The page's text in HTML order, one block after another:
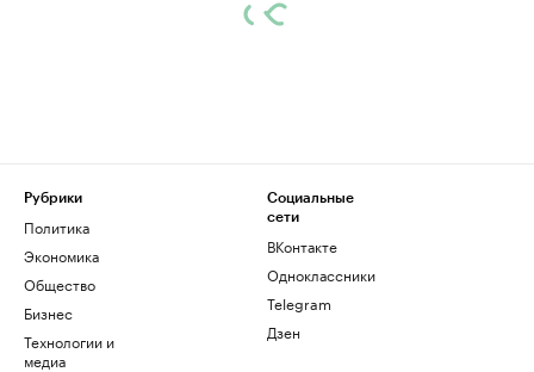
Рубрики
Политика
Экономика
Общество
Бизнес
Технологии и
медиа
Социальные
сети
ВКонтакте
Одноклассники
Telegram
Дзен